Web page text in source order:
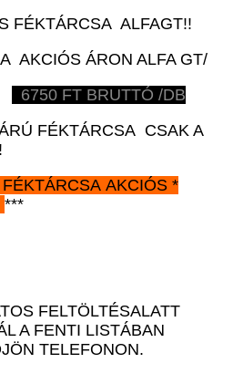
FÉKTÁRCSA ALFAGT!!
AKCIÓS ÁRON ALFA GT/
6750 FT BRUTTÓ /DB
FÉKTÁRCSA CSAK A
FÉKTÁRCSA AKCIÓS *
***
FELTÖLTÉSALATT
A FENTI LISTÁBAN
TELEFONON.